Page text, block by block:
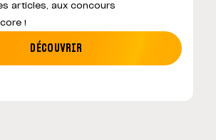
: les cinq constructeurs signent un
articles, aux concours
!
DÉCOUVRIR